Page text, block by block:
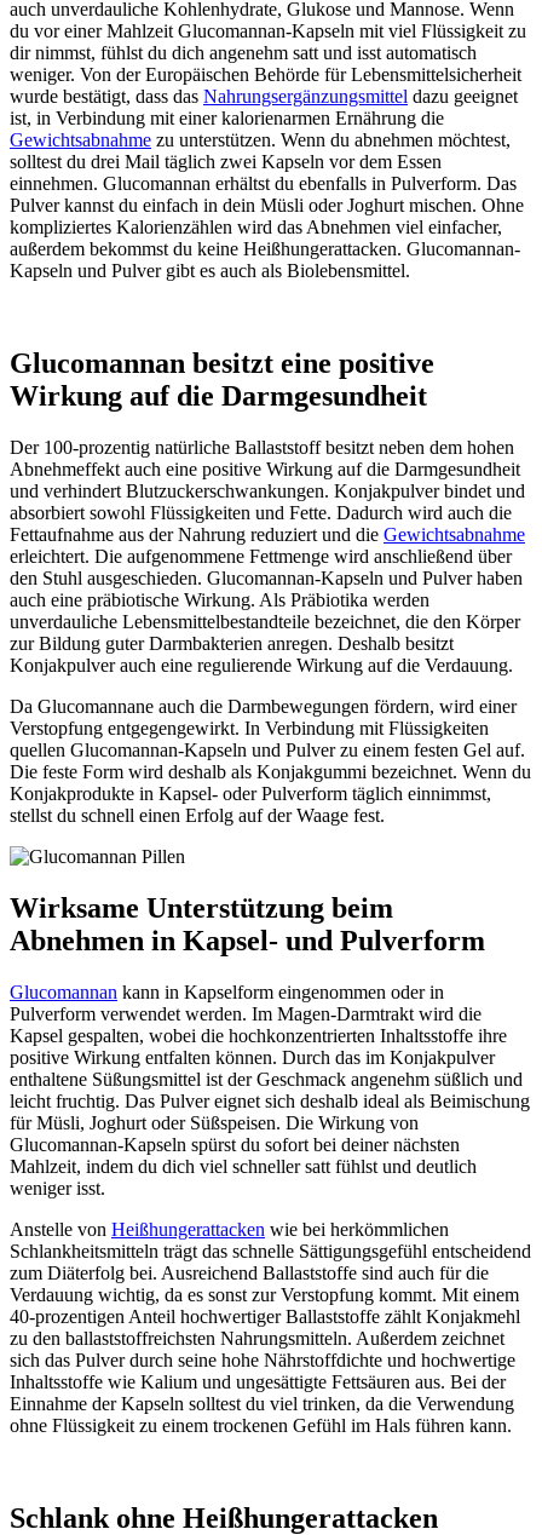
Kapseln sind vegan und frei von
unerwünschten Zusatzstoffen. Sie
enthalten kein Magnesiumstearat,
keine Aromen, Farbstoffe,
Stabilisatoren oder Gelatine.
Selbstverständlich sind sie auch
gentechnikfrei, laktosefrei,
glutenfrei und ohne
Konservierungsstoffe.
auch unver­dauliche Kohlenhydrate, Glukose und Mannose. Wenn
du vor einer Mahlzeit Glucomannan-Kapseln mit viel Flüssig­keit zu
dir nimmst, fühlst du dich angenehm satt und isst automatisch
weniger. Von der Europäischen Behörde für Lebens­mittel­sicherheit
wurde bestätigt, dass das Nahrungsergänzungsmittel dazu geeignet
ist, in Verbindung mit einer kalorienarmen Ernährung die
Gewichtsabnahme zu unterstützen. Wenn du abnehmen möchtest,
solltest du drei Mail täglich zwei Kapseln vor dem Essen
einnehmen. Glucomannan erhältst du ebenfalls in Pulverform. Das
Pulver kannst du einfach in dein Müsli oder Joghurt mischen. Ohne
kompliziertes Kalorienzählen wird das Abnehmen viel einfacher,
außerdem bekommst du keine Heißhungerattacken. Glucomannan-
Kapseln und Pulver gibt es auch als Biolebensmittel.
Glucomannan besitzt eine positive
Wirkung auf die Darmgesundheit
Der 100-prozentig natürliche Ballaststoff besitzt neben dem hohen
Abnehmeffekt auch eine positive Wirkung auf die Darmgesundheit
und verhindert Blutzuckerschwankungen. Konjakpulver bindet und
absorbiert sowohl Flüssigkeiten und Fette. Dadurch wird auch die
Fettaufnahme aus der Nahrung reduziert und die Gewichtsabnahme
erleichtert. Die aufgenommene Fettmenge wird anschließend über
den Stuhl ausgeschieden. Glucomannan-Kapseln und Pulver haben
auch eine präbiotische Wirkung. Als Präbiotika werden
unverdauliche Lebensmittelbestandteile bezeichnet, die den Körper
zur Bildung guter Darmbakterien anregen. Deshalb besitzt
Konjakpulver auch eine regulierende Wirkung auf die Verdauung.
Da Glucomannane auch die Darmbewegungen fördern, wird einer
Verstopfung entgegengewirkt. In Verbindung mit Flüssigkeiten
quellen Glucomannan-Kapseln und Pulver zu einem festen Gel auf.
Die feste Form wird deshalb als Konjakgummi bezeichnet. Wenn du
Konjakprodukte in Kapsel- oder Pulverform täglich einnimmst,
stellst du schnell einen Erfolg auf der Waage fest.
Wirksame Unterstützung beim
Abnehmen in Kapsel- und Pulverform
Glucomannan kann in Kapselform eingenommen oder in
Pulverform verwendet werden. Im Magen-Darmtrakt wird die
Kapsel gespalten, wobei die hochkonzentrierten Inhaltsstoffe ihre
positive Wirkung entfalten können. Durch das im Konjakpulver
enthaltene Süßungsmittel ist der Geschmack angenehm süßlich und
leicht fruchtig. Das Pulver eignet sich deshalb ideal als Beimischung
für Müsli, Joghurt oder Süßspeisen. Die Wirkung von
Glucomannan-Kapseln spürst du sofort bei deiner nächsten
Mahlzeit, indem du dich viel schneller satt fühlst und deutlich
weniger isst.
Anstelle von Heißhungerattacken wie bei herkömmlichen
Schlankheitsmitteln trägt das schnelle Sättigungsgefühl entscheidend
zum Diäterfolg bei. Ausreichend Ballaststoffe sind auch für die
Verdauung wichtig, da es sonst zur Verstopfung kommt. Mit einem
40-prozentigen Anteil hochwertiger Ballaststoffe zählt Konjakmehl
zu den ballaststoffreichsten Nahrungsmitteln. Außerdem zeichnet
sich das Pulver durch seine hohe Nährstoffdichte und hochwertige
Inhaltsstoffe wie Kalium und ungesättigte Fettsäuren aus. Bei der
Einnahme der Kapseln solltest du viel trinken, da die Verwendung
ohne Flüssigkeit zu einem trockenen Gefühl im Hals führen kann.
Schlank ohne Heißhungerattacken